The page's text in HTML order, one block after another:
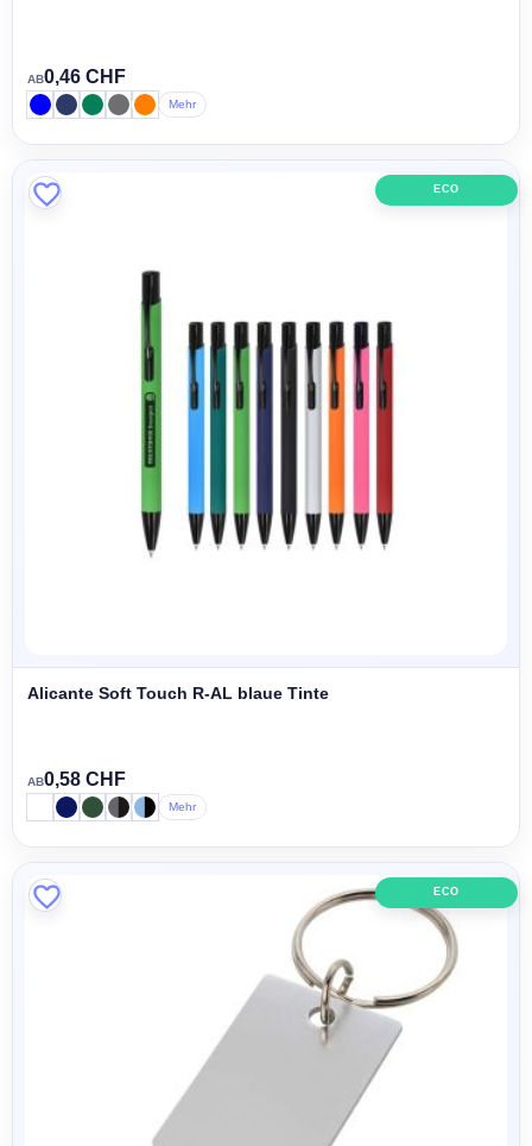
Mehr
AB0,46 CHF
ECO
Alicante Soft Touch R-AL blaue Tinte
Mehr
AB0,58 CHF
ECO